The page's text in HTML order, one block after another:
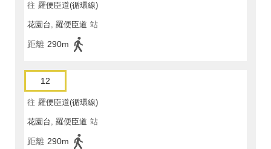
往 羅便臣道(循環線)
花園台, 羅便臣道 站
距離 290m
12
往 羅便臣道(循環線)
花園台, 羅便臣道 站
距離 290m